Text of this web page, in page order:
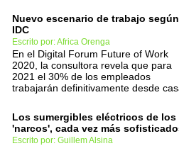
Nuevo escenario de trabajo según
IDC
Escrito por: Africa Orenga
En el Digital Forum Future of Work
2020, la consultora revela que para
2021 el 30% de los empleados
trabajarán definitivamente desde
Los sumergibles eléctricos de los
'narcos', cada vez más
Escrito por: Guillem Alsina